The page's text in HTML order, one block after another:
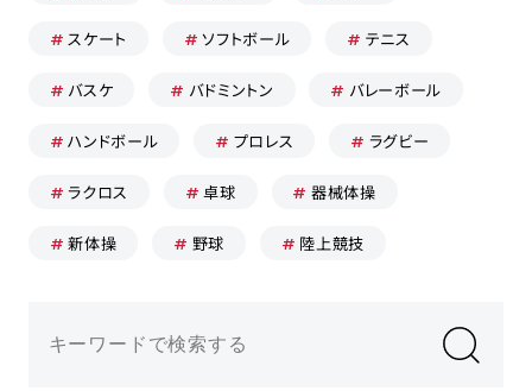
スケート ソフトボール テニス
バスケ バドミントン バレーボール
ハンドボール プロレス ラグビー
ラクロス 卓球 器械体操
新体操 野球 陸上競技
運営会社
プライバシーポリシー